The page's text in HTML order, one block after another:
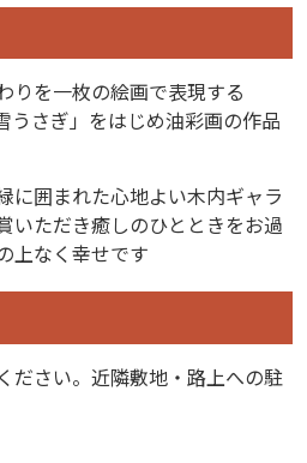
りを一枚の絵画で表現する
うさぎ」をはじめ油彩画の作品
に囲まれた心地よい木内ギャラ
いただき癒しのひとときをお過
上なく幸せです
ださい。近隣敷地・路上への駐